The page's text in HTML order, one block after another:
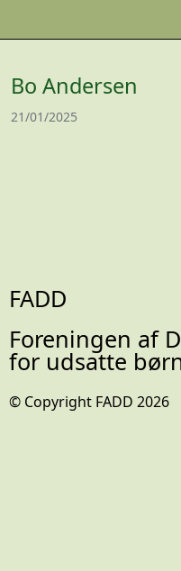
Bo Andersen
21/01/2025
FADD
Foreningen af
for udsatte
© Copyright FADD 2026